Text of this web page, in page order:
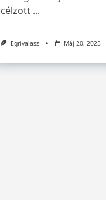
célzott ...
Egrivalasz Máj 20, 2025